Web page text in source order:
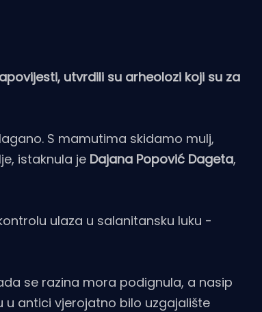
utvrdili su arheolozi koji su za
S mamutima skidamo mulj,
istaknula je Dajana Popović Dageta,
ulaza u salanitansku luku -
se razina mora podignula, a nasip
u antici vjerojatno bilo uzgajalište